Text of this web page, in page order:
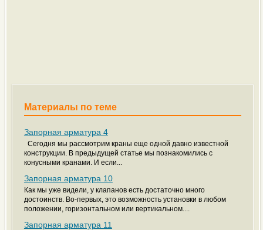
Материалы по теме
Запорная арматура 4
Сегодня мы рассмотрим краны еще одной давно известной
конструкции. В предыдущей статье мы познакомились с
конусными кранами. И если...
Запорная арматура 10
Как мы уже видели, у клапанов есть достаточно много
достоинств. Во-первых, это возможность установки в любом
положении, горизонтальном или вертикальном....
Запорная арматура 11